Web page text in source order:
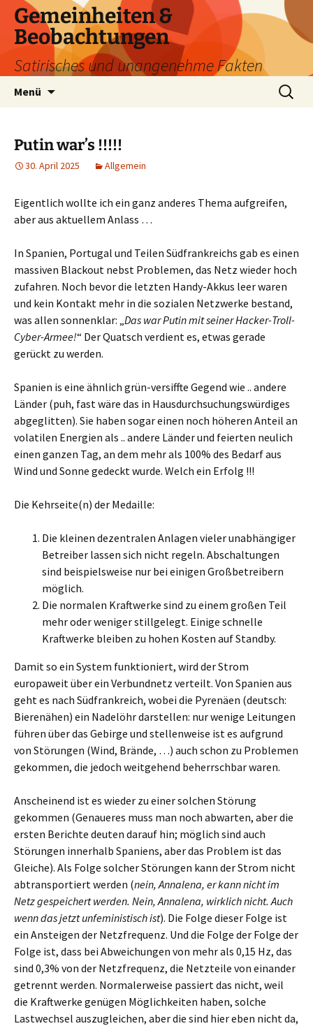
Zum
Inhalt
springen
Gemeinheiten &
Beobachtungen
Satirisches und unangenehme Fakten
Menü
Suchen
nach:
Putin war’s !!!!!
30. April 2025 Allgemein
Eigentlich wollte ich ein ganz anderes Thema aufgreifen,
aber aus aktuellem Anlass …
In Spanien, Portugal und Teilen Südfrankreichs gab es einen
massiven Blackout nebst Problemen, das Netz wieder hoch
zufahren. Noch bevor die letzten Handy-Akkus leer waren
und kein Kontakt mehr in die sozialen Netzwerke bestand,
was allen sonnenklar: „Das war Putin mit seiner Hacker-Troll-
Cyber-Armee!“ Der Quatsch verdient es, etwas gerade
gerückt zu werden.
Spanien is eine ähnlich grün-versiffte Gegend wie .. andere
Länder (puh, fast wäre das in Hausdurchsuchungswürdiges
abgeglitten). Sie haben sogar einen noch höheren Anteil an
volatilen Energien als .. andere Länder und feierten neulich
einen ganzen Tag, an dem mehr als 100% des Bedarf aus
Wind und Sonne gedeckt wurde. Welch ein Erfolg !!!
Die Kehrseite(n) der Medaille:
Die kleinen dezentralen Anlagen vieler unabhängiger
Betreiber lassen sich nicht regeln. Abschaltungen
sind beispielsweise nur bei einigen Großbetreibern
möglich.
Die normalen Kraftwerke sind zu einem großen Teil
mehr oder weniger stillgelegt. Einige schnelle
Kraftwerke bleiben zu hohen Kosten auf Standby.
Damit so ein System funktioniert, wird der Strom
europaweit über ein Verbundnetz verteilt. Von Spanien aus
geht es nach Südfrankreich, wobei die Pyrenäen (deutsch:
Bierenähen) ein Nadelöhr darstellen: nur wenige Leitungen
führen über das Gebirge und stellenweise ist es aufgrund
von Störungen (Wind, Brände, …) auch schon zu Problemen
gekommen, die jedoch weitgehend beherrschbar waren.
Anscheinend ist es wieder zu einer solchen Störung
gekommen (Genaueres muss man noch abwarten, aber die
ersten Berichte deuten darauf hin; möglich sind auch
Störungen innerhalb Spaniens, aber das Problem ist das
Gleiche). Als Folge solcher Störungen kann der Strom nicht
abtransportiert werden (nein, Annalena, er kann nicht im
Netz gespeichert werden. Nein, Annalena, wirklich nicht. Auch
wenn das jetzt unfeministisch ist). Die Folge dieser Folge ist
ein Ansteigen der Netzfrequenz. Und die Folge der Folge der
Folge ist, dass bei Abweichungen von mehr als 0,15 Hz, das
sind 0,3% von der Netzfrequenz, die Netzteile von einander
getrennt werden. Normalerweise passiert das nicht, weil
die Kraftwerke genügen Möglichkeiten haben, solche
Lastwechsel auszugleichen, aber die sind hier eben nicht da,